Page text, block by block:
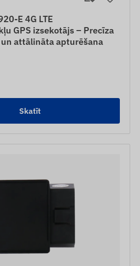
E 4G LTE
GPS izsekotājs – Precīza
attālināta apturēšana
Skatīt